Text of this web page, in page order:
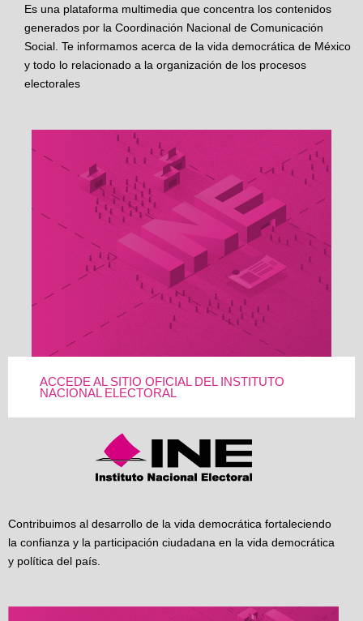
Es una plataforma multimedia que concentra los contenidos
generados por la Coordinación Nacional de Comunicación
Social. Te informamos acerca de la vida democrática de México
y todo lo relacionado a la organización de los procesos
electorales
ACCEDE AL SITIO OFICIAL DEL INSTITUTO
NACIONAL ELECTORAL
Contribuimos al desarrollo de la vida democrática fortaleciendo
la confianza y la participación ciudadana en la vida democrática
y política del país.